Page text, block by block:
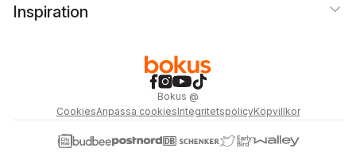
Inspiration
Bokus @
CookiesAnpassa cookiesIntegritetspolicyKöpvillkor